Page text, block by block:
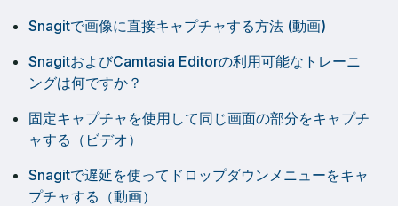
Snagitで画像に直接キャプチャする方法 (動画)
SnagitおよびCamtasia Editorの利用可能なトレーニ
ングは何ですか？
固定キャプチャを使用して同じ画面の部分をキャプチ
ャする（ビデオ）
Snagitで遅延を使ってドロップダウンメニューをキャ
プチャする（動画）